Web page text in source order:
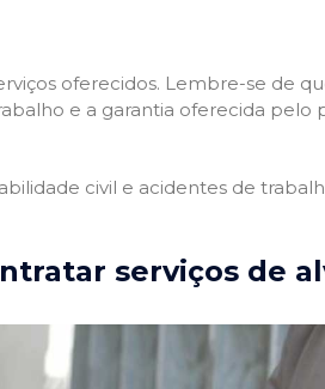
oferecidos. Lembre-se de
e a garantia oferecida pelo
civil e acidentes de
serviços de